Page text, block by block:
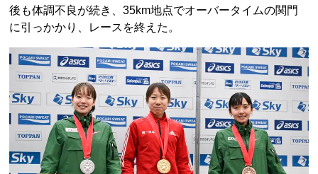
後も体調不良が続き、35km地点でオーバータイムの関門
に引っかかり、レースを終えた。